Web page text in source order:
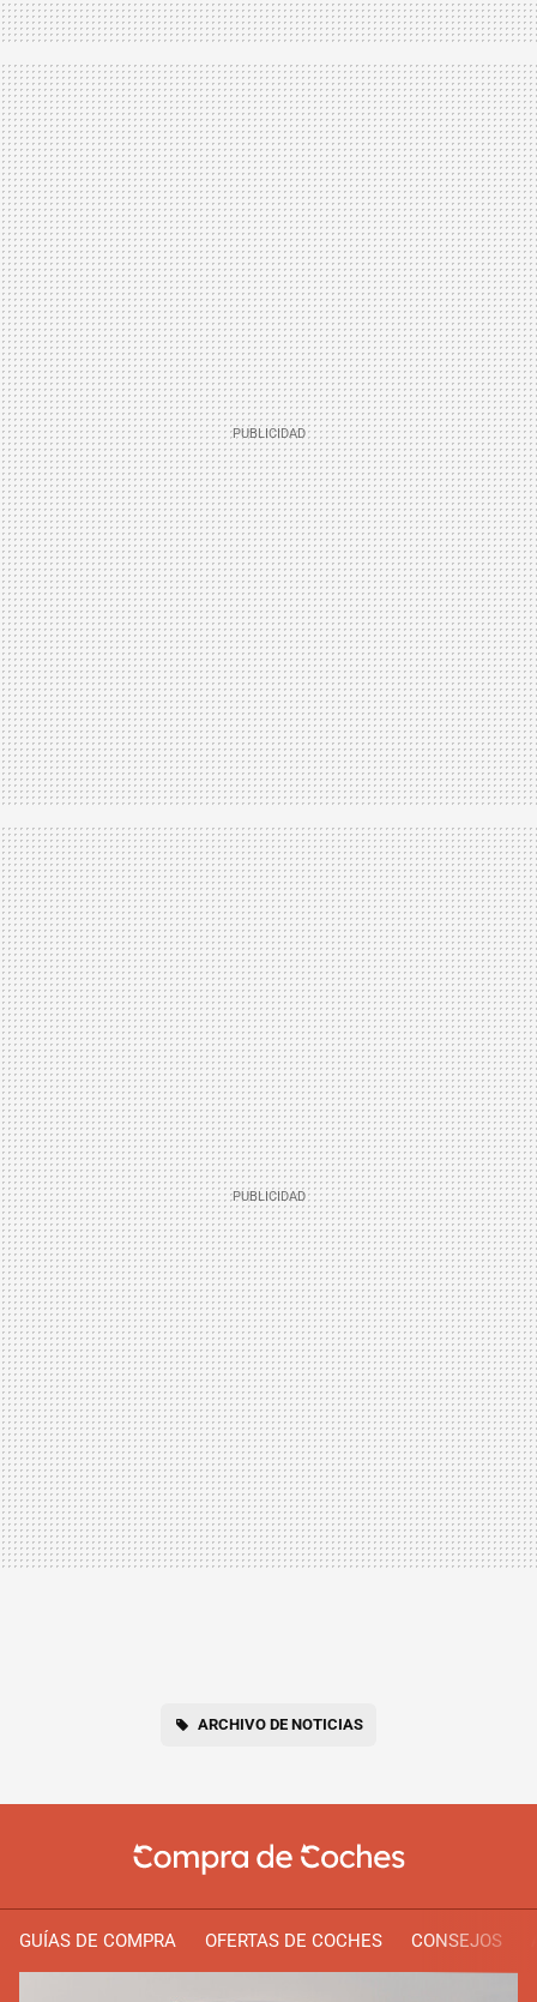
ARCHIVO DE NOTICIAS
GUÍAS DE COMPRA OFERTAS DE COCHES CONSEJOS